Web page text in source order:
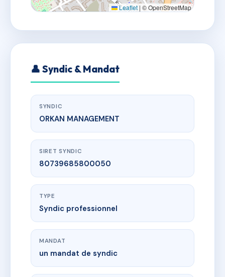
Leaflet | © OpenStreetMap
👤 Syndic & Mandat
SYNDIC
ORKAN MANAGEMENT
SIRET SYNDIC
80739685800050
TYPE
Syndic professionnel
MANDAT
un mandat de syndic